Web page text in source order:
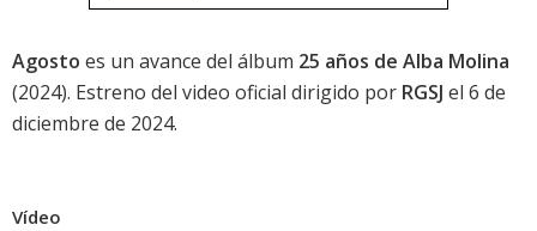
Agosto es un avance del álbum 25 años de Alba Molina
(2024). Estreno del video oficial dirigido por RGSJ el 6 de
diciembre de 2024.
Vídeo